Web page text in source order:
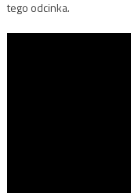
tego odcinka.